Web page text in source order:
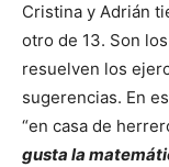
Cristina y Adrián
otro de 13. Son
resuelven los
sugerencias. En
“en casa de
gusta la